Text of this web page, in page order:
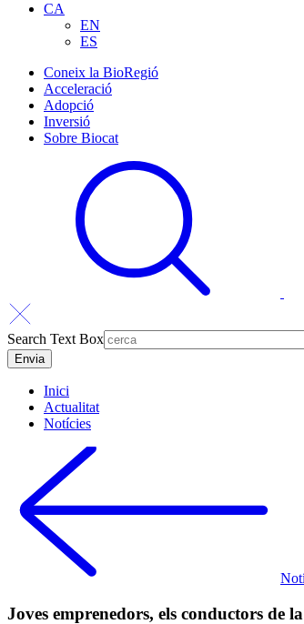
CA
EN
ES
Coneix la BioRegió
Acceleració
Adopció
Inversió
Sobre Biocat
Search Text Box
Inici
Actualitat
Notícies
Joves emprenedors, els conductors de